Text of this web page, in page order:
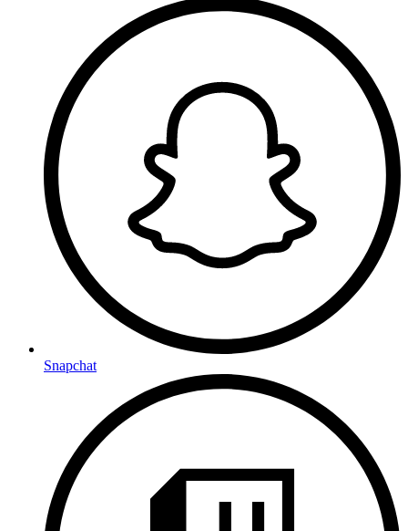
Snapchat